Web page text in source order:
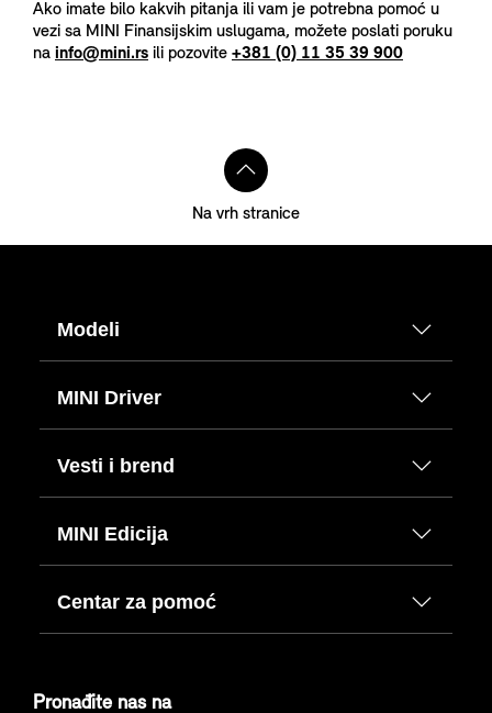
Ako imate bilo kakvih pitanja ili vam je potrebna pomoć u
vezi sa MINI Finansijskim uslugama, možete poslati poruku
na info@mini.rs ili pozovite +381 (0) 11 35 39 900
Na vrh stranice
Modeli
MINI Driver
Vesti i brend
MINI Edicija
Centar za pomoć
Pronađite nas na